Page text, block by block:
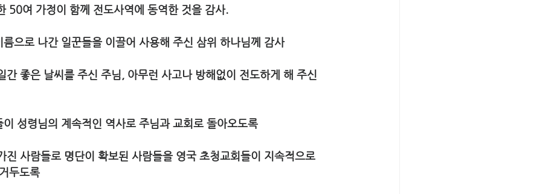
한 50여 가정이 함께 전도사역에 동역한 것을 감사.
으로 나간 일꾼들을 이끌어 사용해 주신 삼위 하나님께 감사
간 좋은 날씨를 주신 주님, 아무런 사고나 방해없이 전도하게 해 주신
성령님의 계속적인 역사로 주님과 교회로 돌아오도록
진 사람들로 명단이 확보된 사람들을 영국 초청교회들이 지속적으로
거두도록